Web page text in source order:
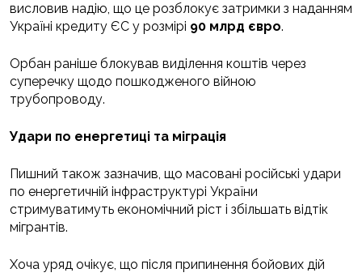
висловив надію, що це розблокує затримки з наданням
Україні кредиту ЄС у розмірі 90 млрд євро.
Орбан раніше блокував виділення коштів через
суперечку щодо пошкодженого війною
трубопроводу.
Удари по енергетиці та міграція
Пишний також зазначив, що масовані російські удари
по енергетичній інфраструктурі України
стримуватимуть економічний ріст і збільшать відтік
мігрантів.
Хоча уряд очікує, що після припинення бойових дій